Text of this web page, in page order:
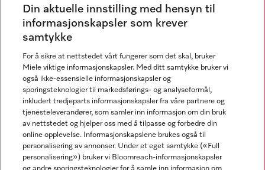
Miele Experience Center Nesbru
Miele Outlet Nesbru
Nyhetsbrev
Din aktuelle innstilling med hensyn til
informasjonskapsler som krever
samtykke
For å sikre at nettstedet vårt fungerer som det skal, bruker
Miele viktige informasjonskapsler. Med ditt samtykke bruker vi
også ikke-essensielle informasjonskapsler og
sporingsteknologier til markedsførings- og analyseformål,
inkludert tredjeparts informasjonskapsler fra våre partnere og
tjenesteleverandører, som samler inn informasjon om din bruk
av nettstedet og hjelper oss med å tilpasse og forbedre din
online opplevelse. Informasjonskapslene brukes også til
personalisering av annonser. Under et eget samtykke («Full
personalisering») bruker vi Bloomreach-informasjonskapsler